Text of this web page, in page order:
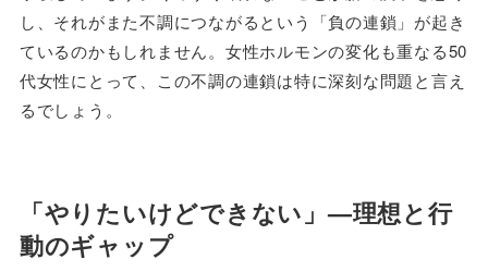
し、それがまた不調につながるという「負の連鎖」が起き
ているのかもしれません。女性ホルモンの変化も重なる50
代女性にとって、この不調の連鎖は特に深刻な問題と言え
るでしょう。
「やりたいけどできない」—理想と行
動のギャップ